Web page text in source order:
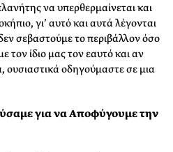
να υπερθερμαίνεται και
γι’ αυτό και αυτά λέγονται
σεβαστούμε το περιβάλλον όσο
τον ίδιο μας τον εαυτό και αν
ουσιαστικά οδηγούμαστε σε μια
για να Αποφύγουμε την